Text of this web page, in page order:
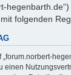
folgenden
„forum.norbert-
einen